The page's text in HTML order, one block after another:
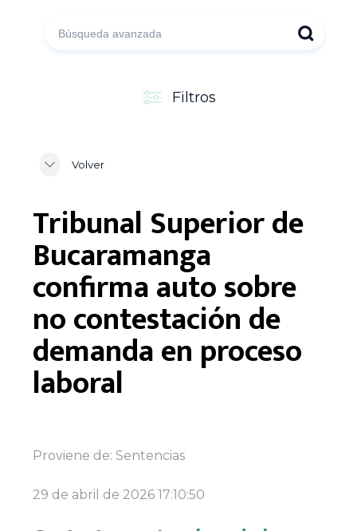
Filtros
Volver
Tribunal Superior de
Bucaramanga
confirma auto sobre
no contestación de
demanda en proceso
laboral
Proviene de: Sentencias
29 de abril de 2026 17:10:50